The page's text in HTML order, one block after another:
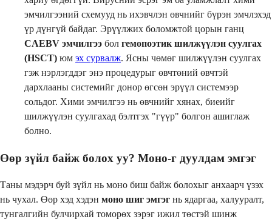
эмчилгээний схемууд нь ихэвчлэн өвчнийг бүрэн эмчлэхэд
үр дүнгүй байдаг. Эрүүлжих боломжтой цорын ганц
CAEBV эмчилгээ бол гемопоэтик шилжүүлэн суулгах
(HSCT) юм эх сурвалж. Ясны чөмөг шилжүүлэн суулгах
гэж нэрлэгддэг энэ процедурыг өвчтөний өвчтэй
дархлааны системийг донор өгсөн эрүүл системээр
сольдог. Хими эмчилгээ нь өвчнийг хянах, биеийг
шилжүүлэн суулгахад бэлтгэх "гүүр" болгон ашиглаж
болно.
Өөр зүйл байж болох уу? Моно-г дуулдам эмгэг
Таны мэдэрч буй зүйл нь моно биш байж болохыг анхаарч үзэх
нь чухал. Өөр хэд хэдэн моно шиг эмгэг нь ядаргаа, халууралт,
тунгалгийн булчирхай томорөх зэрэг ижил төстэй шинж